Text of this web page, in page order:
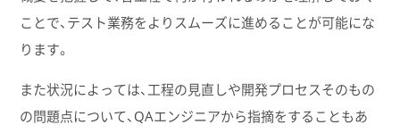
ことで、テスト業務をよりスムーズに進めることが可能にな
ります。
また状況によっては、工程の見直しや開発プロセスそのもの
の問題点について、QAエンジニアから指摘をすることもあ